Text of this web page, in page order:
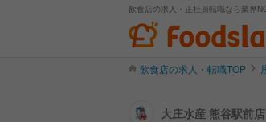
飲食店の求人・正社員転職なら業界
飲食店の求人・転職TOP
大庄水産 熊